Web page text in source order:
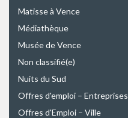
Matisse à Vence
Médiathèque
Musée de Vence
Non classifié(e)
Nuits du Sud
Offres d'emploi – Entreprises
Offres d'Emploi – Ville